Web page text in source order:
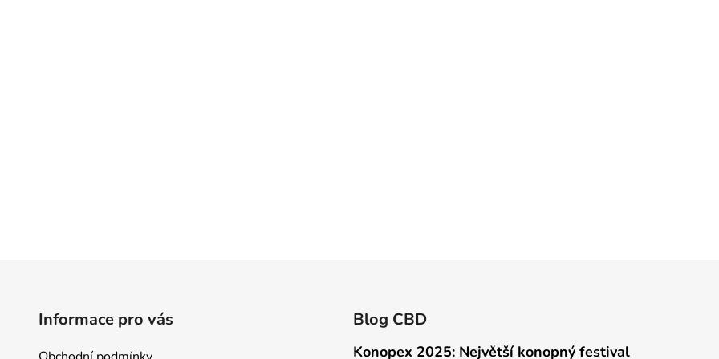
Informace pro vás Blog CBD
Konopex 2025: Největší konopný festival